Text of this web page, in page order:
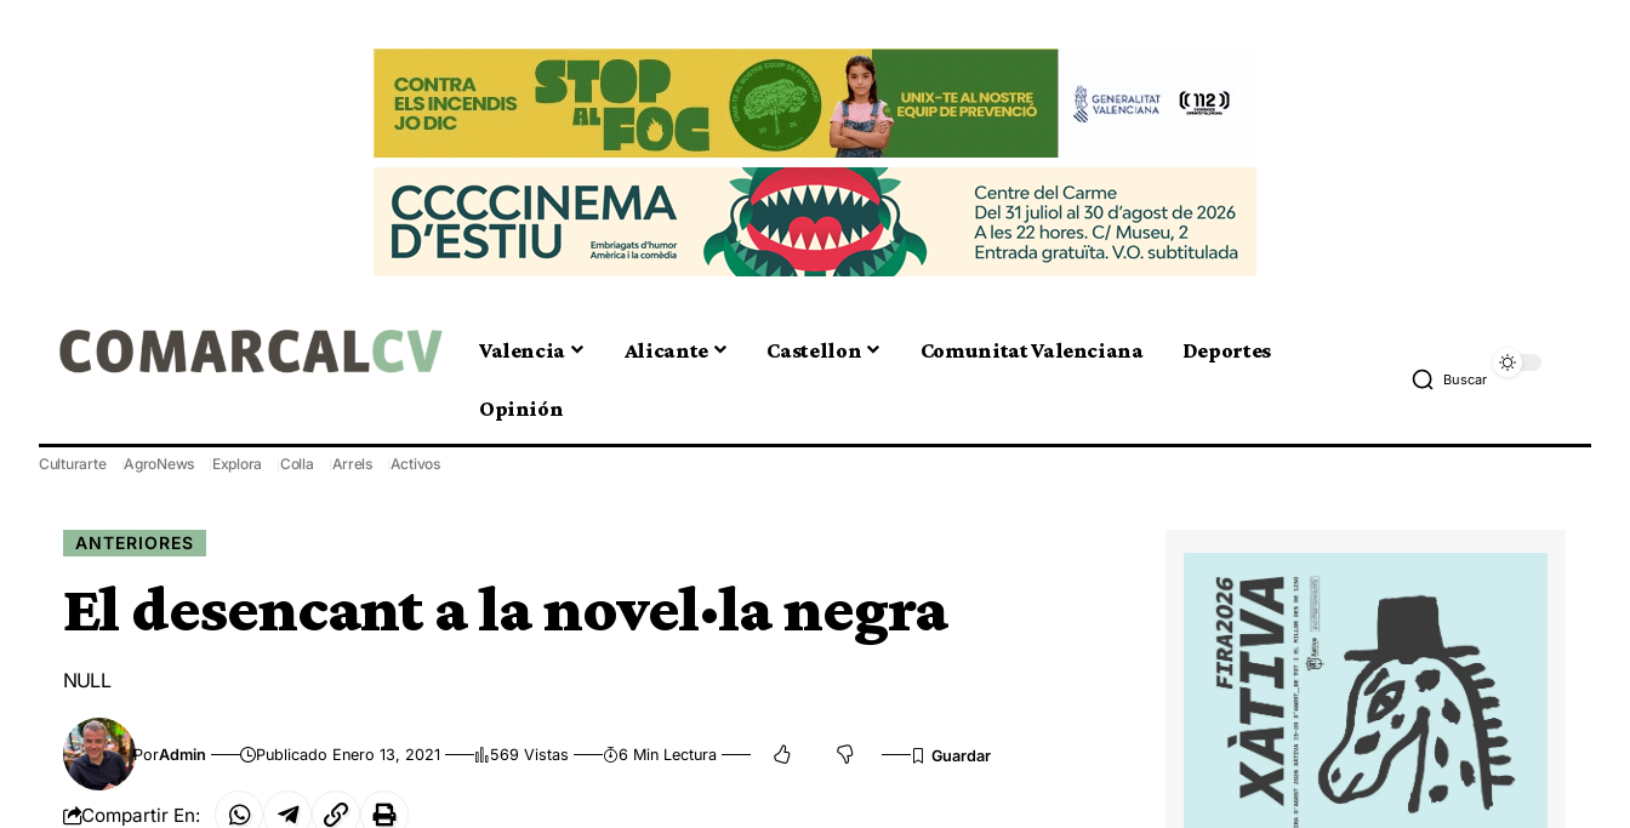
Valencia Alicante Castellon Comunitat Valenciana Deportes
Opinión
Buscar
Culturarte AgroNews Explora Colla Arrels Activos
ANTERIORES
El desencant a la novel·la negra
NULL
PorAdmin Publicado Enero 13, 2021 569 Vistas 6 Min Lectura
Compartir En: